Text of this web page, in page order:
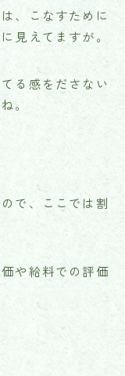
、こなすために
見えてますが。
る感をださない
。
で、ここでは割
や給料での評価